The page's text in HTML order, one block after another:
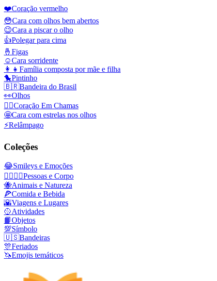
❤️Coração vermelho
😳Cara com olhos bem abertos
😉Cara a piscar o olho
👍Polegar para cima
🤞 Figas
☺️Cara sorridente
👩‍👧 Família composta por mãe e filha
🐤Pintinho
🇧🇷Bandeira do Brasil
👀Olhos
❤️‍🔥Coração Em Chamas
🤩Cara com estrelas nos olhos
⚡Relâmpago
Coleções
😂Smileys e Emoções
👩‍❤️‍💋‍👨Pessoas e Corpo
🐝Animais e Natureza
🍕Comida e Bebida
🌇Viagens e Lugares
🥎Atividades
📙Objetos
💯Símbolo
🇺🇸Bandeiras
🎊Feriados
🦄Emojis temáticos